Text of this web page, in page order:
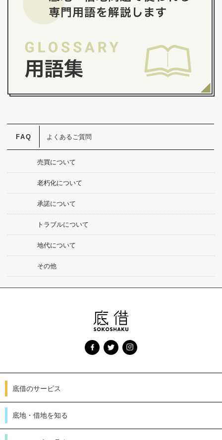
よくあるご質問
売買について
老朽化について
承諾について
トラブルについて
地代について
その他
底借のサービス
底地・借地を知る